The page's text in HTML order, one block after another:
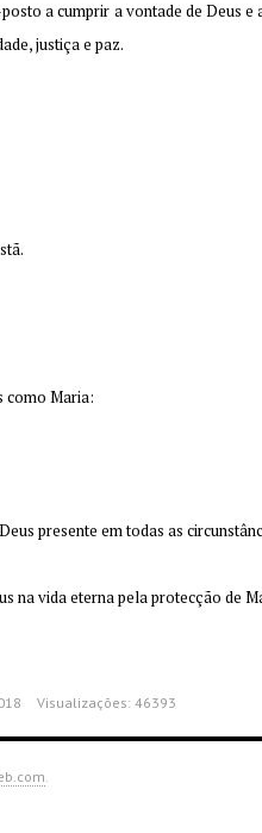
a cumprir a vontade de Deus
justiça e paz.
como Maria:
presente em todas as
na vida eterna pela protecção de
Visualizações: 46393
.